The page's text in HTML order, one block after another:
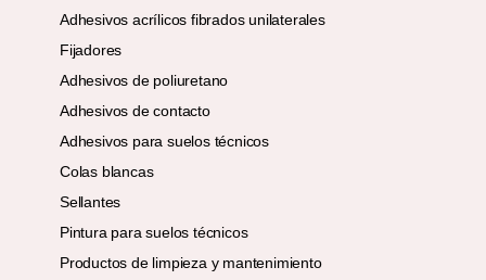
Adhesivos acrílicos fibrados unilaterales
Fijadores
Adhesivos de poliuretano
Adhesivos de contacto
Adhesivos para suelos técnicos
Colas blancas
Sellantes
Pintura para suelos técnicos
Productos de limpieza y mantenimiento